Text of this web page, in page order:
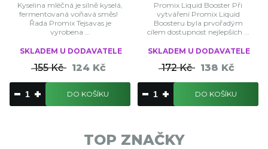
Kyselina mléčná je silně kyselá,
fermentovaná voňavá směs!
Řada Promix Tejsavas je
vyrobena ...
SKLADEM U DODAVATELE
155 Kč 124 Kč
DO KOŠÍKU
Promix Liquid Booster Při
vytváření Promix Liquid
Boosteru byla prvořadým
cílem dostupnost nejlepších ...
SKLADEM U DODAVATELE
172 Kč 138 Kč
DO KOŠÍKU
TOP ZNAČKY